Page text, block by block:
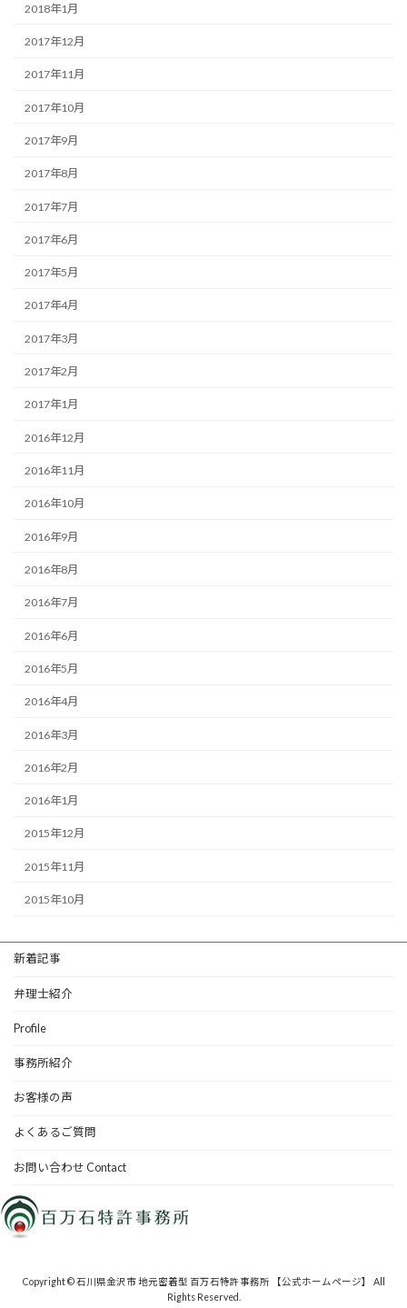
2018年1月
2017年12月
2017年11月
2017年10月
2017年9月
2017年8月
2017年7月
2017年6月
2017年5月
2017年4月
2017年3月
2017年2月
2017年1月
2016年12月
2016年11月
2016年10月
2016年9月
2016年8月
2016年7月
2016年6月
2016年5月
2016年4月
2016年3月
2016年2月
2016年1月
2015年12月
2015年11月
2015年10月
新着記事
弁理士紹介
Profile
事務所紹介
お客様の声
よくあるご質問
お問い合わせ Contact
Copyright © 石川県金沢市 地元密着型 百万石特許事務所 【公式ホームページ】 All
Rights Reserved.